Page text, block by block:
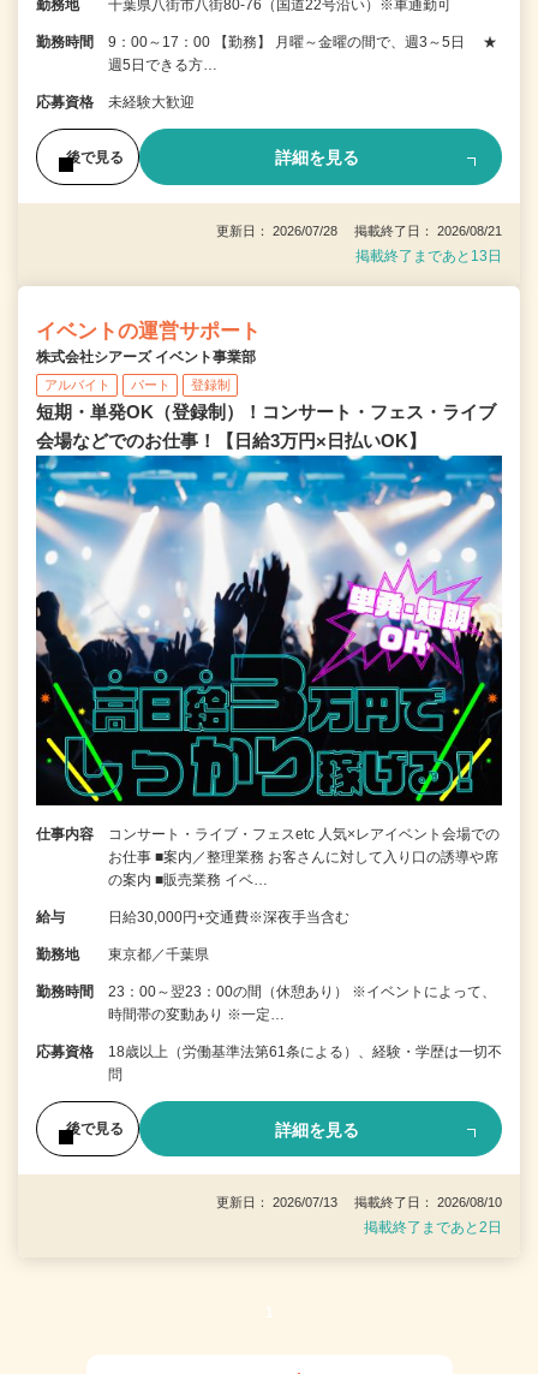
勤務地 千葉県八街市八街80-76（国道22号沿い）※車通勤可
勤務時間
9：00～17：00 【勤務】 月曜～金曜の間で、週3～5日 ★
週5日できる方…
応募資格 未経験大歓迎
後で見る 詳細を見る
更新日： 2026/07/28 掲載終了日： 2026/08/21
掲載終了まであと13日
イベントの運営サポート
株式会社シアーズ イベント事業部
アルバイト パート 登録制
短期・単発OK（登録制）！コンサート・フェス・ライブ
会場などでのお仕事！【日給3万円×日払いOK】
仕事内容
コンサート・ライブ・フェスetc 人気×レアイベント会場での
お仕事 ■案内／整理業務 お客さんに対して入り口の誘導や席
の案内 ■販売業務 イベ…
給与 日給30,000円+交通費※深夜手当含む
勤務地 東京都／千葉県
勤務時間
23：00～翌23：00の間（休憩あり） ※イベントによって、
時間帯の変動あり ※一定…
応募資格
18歳以上（労働基準法第61条による）、経験・学歴は一切不
問
後で見る 詳細を見る
更新日： 2026/07/13 掲載終了日： 2026/08/10
掲載終了まであと2日
1